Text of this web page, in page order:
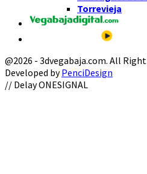
Torrevieja
@2026 - 3dvegabaja.com. All
Developed byPenciDesign
Facebook
Twitter
Instagram
Youtube
Email
// Delay ONESIGNAL